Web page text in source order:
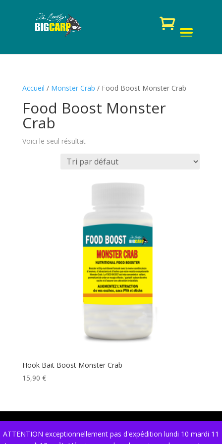
ATTENTION exceptionnellement pas d'expédition lundi 10 mardi 11
Accueil / Monster Crab / Food Boost Monster Crab
Food Boost Monster
Crab
Voici le seul résultat
Hook Bait Boost Monster Crab
15,90 €